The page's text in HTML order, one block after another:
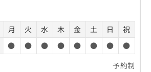
月 火 水 木 金 土 日
祝
● ● ● ● ● ● ●
●
予約制